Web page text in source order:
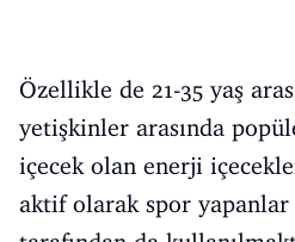
Özellikle de 21-35 yaş
yetişkinler arasında
içecek olan enerji
aktif olarak spor